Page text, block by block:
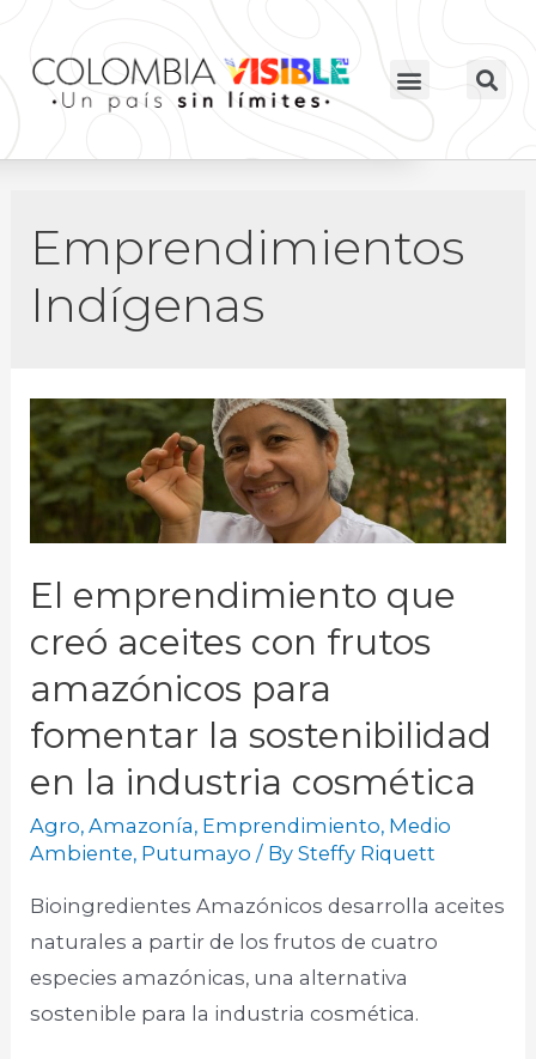
Emprendimientos
Indígenas
El emprendimiento que
creó aceites con frutos
amazónicos para
fomentar la sostenibilidad
en la industria cosmética
Agro,Amazonía, Emprendimiento, Medio
Ambiente, Putumayo / BySteffy Riquett
Bioingredientes Amazónicos desarrolla aceites
naturales a partir de los frutos de cuatro
especies amazónicas, una alternativa
sostenible para la industria cosmética.